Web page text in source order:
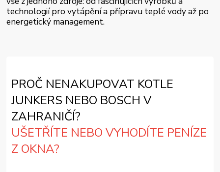
technologií pro vytápění a přípravu teplé vody až po
energetický management.
PROČ NENAKUPOVAT KOTLE
JUNKERS NEBO BOSCH V
ZAHRANIČÍ?
UŠETŘÍTE NEBO VYHODÍTE PENÍZE
Z OKNA?